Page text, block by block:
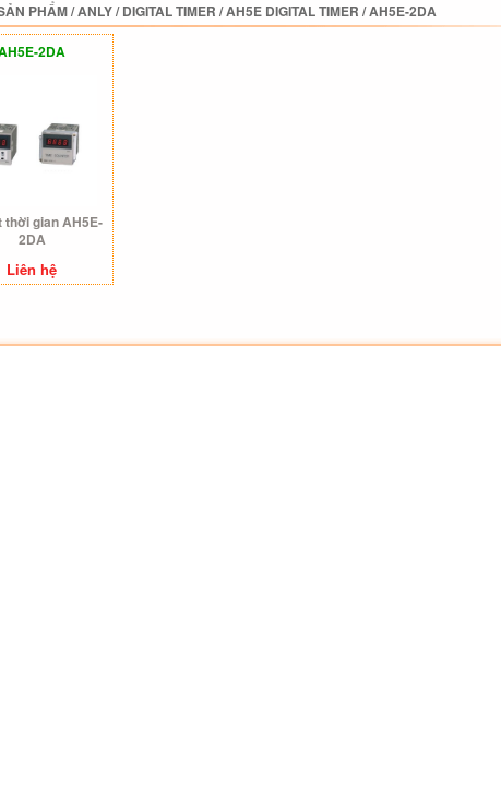
PHẨM/ANLY/DIGITAL TIMER /AH5E DIGITAL TIMER /AH5E-2DA
2DA
thời gian AH5E-
2DA
Liên hệ